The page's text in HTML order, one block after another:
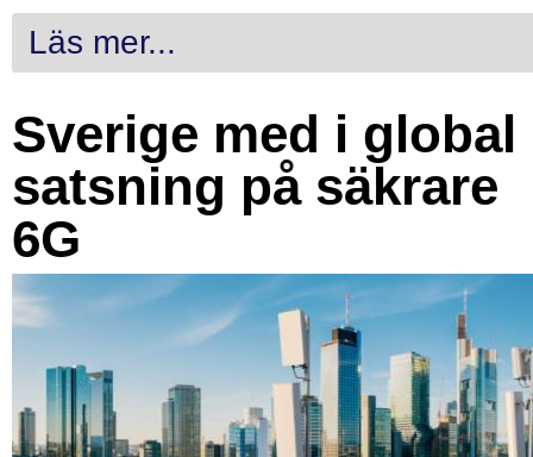
Läs mer...
Sverige med i global
satsning på säkrare
6G